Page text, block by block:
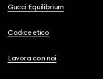
Gucci Equilibrium
Codice etico
Lavora con noi